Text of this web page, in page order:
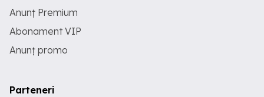
Anunț Premium
Abonament VIP
Anunț promo
Parteneri